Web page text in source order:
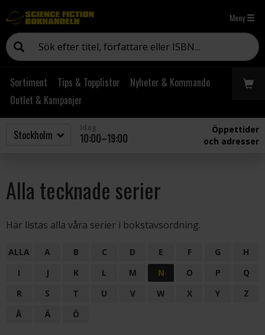
Meny
Sortiment Tips & Topplistor
Nyheter & Kommande
Outlet & Kampanjer
10:00–19:00
Öppettider
och adresser
Alla tecknade serier
Här listas alla våra serier i bokstavsordning.
ALLA A B C D E F G
H
I
J K L M N O P
Q
R
S T U V W X Y
Z
Å
Ä Ö